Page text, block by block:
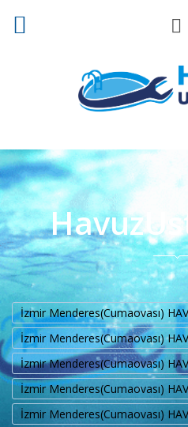
İzmir Menderes(Cumaovası)
İzmir Menderes(Cumaovası)
İzmir Menderes(Cumaovası)
İzmir Menderes(Cumaovası)
İzmir Menderes(Cumaovası)